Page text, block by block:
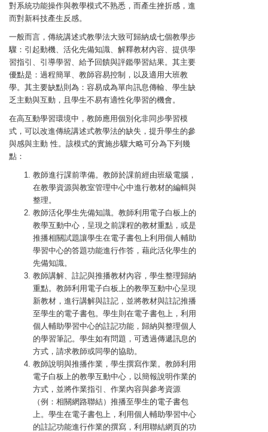
對系統功能操作與教學模式不熟悉，而產生挫折感，進
而對新科技產生反感。
一般而言，傳統講述式教學法大致可歸納成七個教學步
驟：引起動機、活化先備知識、解釋教材內容、提供學
習指引、引導學習、給予回饋與評鑑學習結果。其主要
優點是：過程簡單、教師容易控制，以及適用大班教
學。其主要缺點則為：容易成為單向訊息傳輸、學生缺
乏主動與互動，且學生不易有適性化學習的機會。
在高互動學習環境中，教師應用個別化非同步學習模
式，可以改進傳統講述式教學法的缺失，提升學生的參
與感與主動 性。該模式的實施步驟大略可分為下列幾
點：
教師進行課前準備。教師於課前經由班級電腦，
在教學資源與教室管理中心中進行教材的編輯與
整理。
教師活化學生先備知識。教師利用電子白板上的
教學互動中心，呈現之前課程的教材重點，或是
推播相關試題讓學生在電子書包上利用個人輔助
學習中心的答題功能進行作答，藉此活化學生的
先備知識。
教師講解、註記與推播教材內容，學生整理歸納
重點。教師利用電子白板上的教學互動中心呈現
新教材，進行講解與註記，並將教材與註記推播
至學生的電子書包。學生則在電子書包上，利用
個人輔助學習中心的註記功能，歸納與整理個人
的學習筆記。學生如有問題，可透過傳遞訊息的
方式，請求教師或同學的協助。
教師說明與推播作業，學生撰寫作業。教師利用
電子白板上的教學互動中心，以簡報說明作業的
方式，並將作業指引、作業內容與參考資源
（例：相關網路聯結）推播至學生的電子書包
上。學生在電子書包上，利用個人輔助學習中心
的註記功能進行作業的撰寫，利用聯結網頁的功